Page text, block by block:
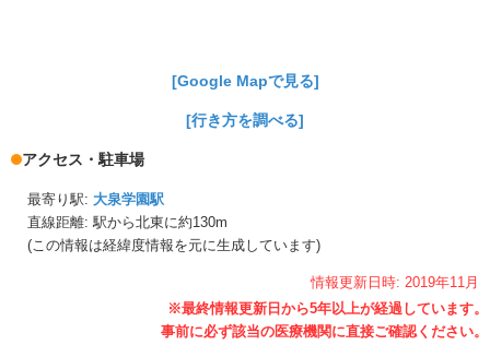
[Google Mapで見る]
[行き方を調べる]
アクセス・駐車場
最寄り駅: 大泉学園駅
直線距離: 駅から北東に約130m
(この情報は経緯度情報を元に生成しています)
情報更新日時: 2019年11月